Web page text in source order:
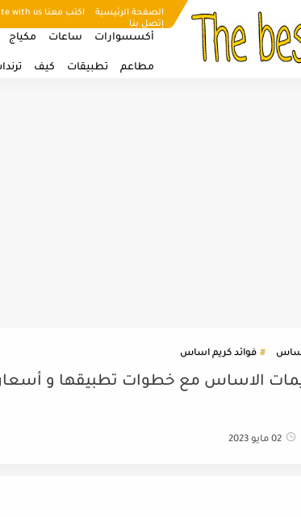
الصفحة الرئيسية اكتب معنا Write with us
إتصل بنا
أكسسوارات ساعات مكياج
مطاعم تطبيقات كيف
فوائد كريم اساس
الاساس مع خطوات تطبيقها و
02 مايو 2023